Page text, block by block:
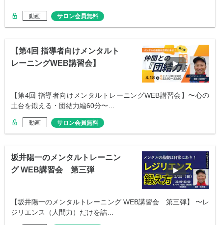
動画 サロン会員無料
【第4回 指導者向けメンタルト
レーニングWEB講習会】
【第4回 指導者向けメンタルトレーニングWEB講習会】〜心の
土台を鍛える・団結力編60分〜…
動画 サロン会員無料
坂井陽一のメンタルトレーニン
グ WEB講習会 第三弾
【坂井陽一のメンタルトレーニング WEB講習会 第三弾】 〜レ
ジリエンス（人間力）だけを詰…